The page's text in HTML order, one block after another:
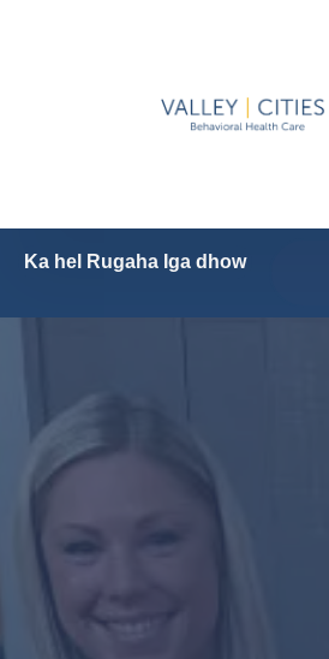
Ka hel Rugaha Iga dhow